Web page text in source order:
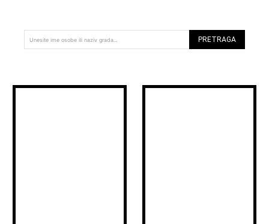
Unesite ime osobe ili naziv grada... PRETRAGA